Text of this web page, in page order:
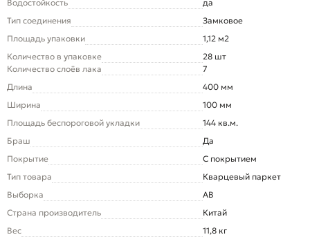
Водостойкость
да
Тип соединения
Замковое
Площадь упаковки
1,12 м2
Количество в упаковке
28 шт
Количество слоёв лака
7
Длина
400 мм
Ширина
100 мм
Площадь беспороговой укладки
144 кв.м.
Браш
Да
Покрытие
С покрытием
Тип товара
Кварцевый паркет
Выборка
AB
Страна производитель
Китай
Вес
11,8 кг